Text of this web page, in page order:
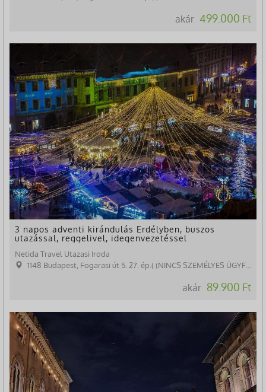
akár 499.000 Ft
3 napos adventi kirándulás Erdélyben, buszos
utazással, reggelivel, idegenvezetéssel
Netida Travel Utazasi Iroda
1148 Budapest, Fogarasi út 5. 27. ép.( (NINCS SZEMÉLYES ÜGYFÉLFOGADÁS)
akár 89.900 Ft